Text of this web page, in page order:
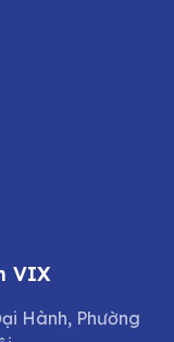
VIX
Hành, Phường